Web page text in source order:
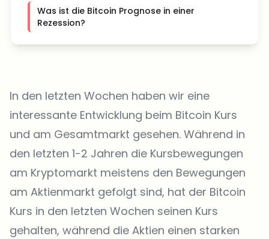
Was ist die Bitcoin Prognose in einer
Rezession?
In den letzten Wochen haben wir eine
interessante Entwicklung beim Bitcoin Kurs
und am Gesamtmarkt gesehen. Während in
den letzten 1-2 Jahren die Kursbewegungen
am Kryptomarkt meistens den Bewegungen
am Aktienmarkt gefolgt sind, hat der Bitcoin
Kurs in den letzten Wochen seinen Kurs
gehalten, während die Aktien einen starken